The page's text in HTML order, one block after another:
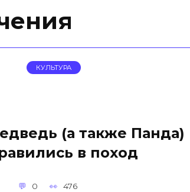
КУЛЬТУРА
(а также Панда)
в поход
0 476